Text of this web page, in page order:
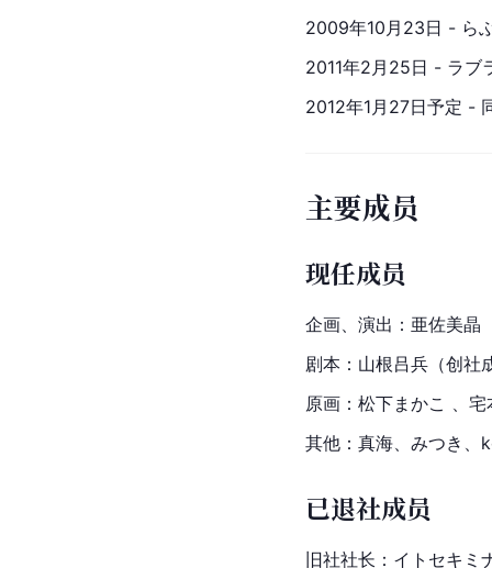
2009年10月23日 - ら
2011年2月25日 - ラブ
2012年1月27日予定 -
主要成员
现任成员
企画、演出：亜佐美晶
剧本：山根吕兵（创社
原画： 松下まかこ 、
其他：真海、 みつき 、
已退社成员
旧社社长：イトセキ